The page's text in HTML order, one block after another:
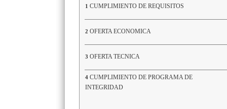
1 CUMPLIMIENTO DE REQUISITOS
2 OFERTA ECONOMICA
3 OFERTA TECNICA
4 CUMPLIMIENTO DE PROGRAMA DE
INTEGRIDAD